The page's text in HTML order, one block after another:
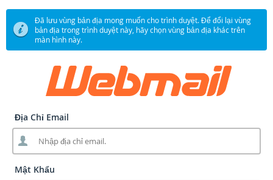
Đã lưu vùng bản địa mong muốn cho trình duyệt. Để đổi lại vùng
bản địa trong trình duyệt này, hãy chọn vùng bản địa khác trên
màn hình này.
Địa Chỉ Email
Mật Khẩu